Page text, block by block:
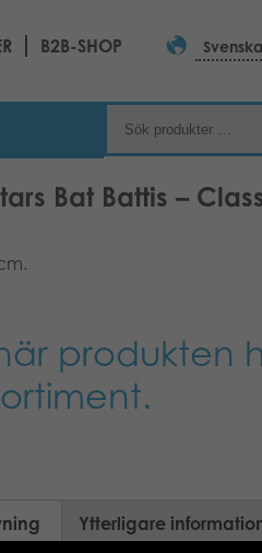
B2B-SHOP Svenska
Bat Battis –
produkten
Ytterligare